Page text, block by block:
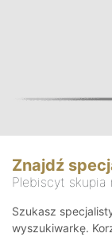
Znajdź
Plebiscyt skupia
Szukasz
wyszukiwarkę.